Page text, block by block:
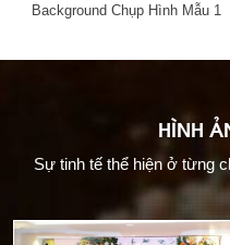
Background Chụp Hình Mẫu 1
HÌNH
Sự tinh tế thể hiện ở từng